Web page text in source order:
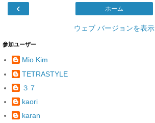
‹ ホーム
ウェブ バージョンを表示
参加ユーザー
Mio Kim
TETRASTYLE
３７
kaori
karan